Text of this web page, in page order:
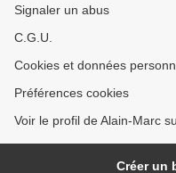
Signaler un abus
C.G.U.
Cookies et données
Préférences cookies
Voir le profil de Alain-Marc
Créer un